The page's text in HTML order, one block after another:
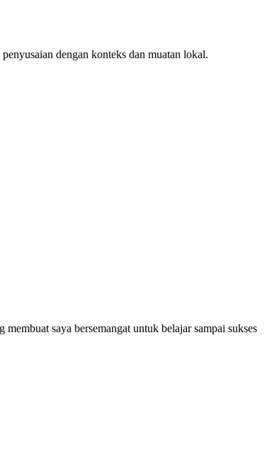
dengan konteks dan muatan lokal.
saya bersemangat untuk belajar sampai sukses